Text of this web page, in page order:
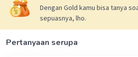
Dengan Gold kamu bisa tanya
sepuasnya, lho.
Pertanyaan serupa